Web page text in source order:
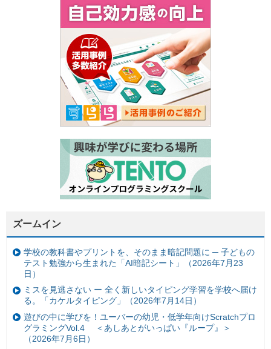
ズームイン
学校の教科書やプリントを、そのまま暗記問題に ─ 子どもの
テスト勉強から生まれた「AI暗記シート」（2026年7月23
日）
ミスを見逃さない ー 全く新しいタイピング学習を学校へ届け
る。「カケルタイピング」（2026年7月14日）
遊びの中に学びを！ユーバーの幼児・低学年向けScratchプロ
グラミングVol.4 ＜あしあとがいっぱい『ループ』＞
（2026年7月6日）